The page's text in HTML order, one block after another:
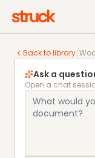
Back to library/
Woonvisie
Ask a
Open a chat